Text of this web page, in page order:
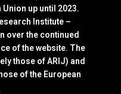
up until 2023.
Institute –
over the continued
of the website. The
those of ARIJ) and
of the European